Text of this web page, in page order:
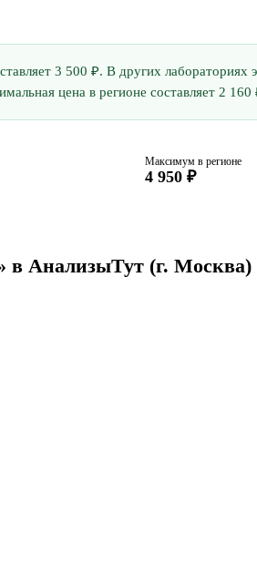
3 500 ₽. В других
цена в регионе составляет 2 160
Максимум в регионе
4 950 ₽
в АнализыТут (г. Москва)